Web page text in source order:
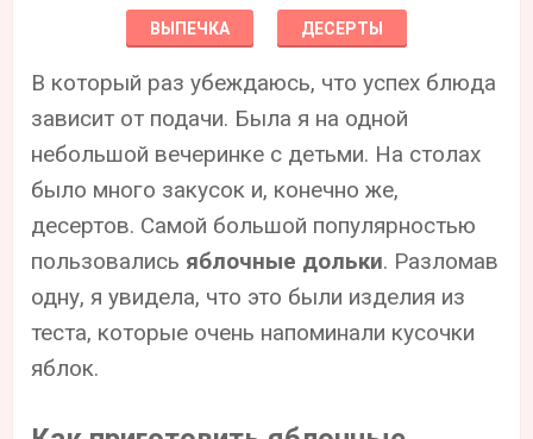
ВЫПЕЧКА ДЕСЕРТЫ
В который раз убеждаюсь, что успех блюда
зависит от подачи. Была я на одной
небольшой вечеринке с детьми. На столах
было много закусок и, конечно же,
десертов. Самой большой популярностью
пользовались яблочные дольки. Разломав
одну, я увидела, что это были изделия из
теста, которые очень напоминали кусочки
яблок.